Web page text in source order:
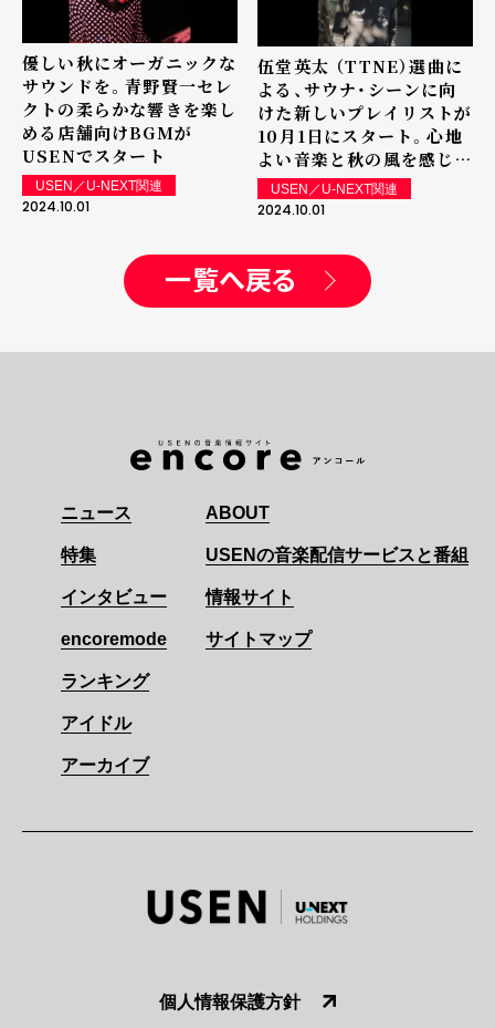
優しい秋にオーガニックな
サウンドを。青野賢一セレ
クトの柔らかな響きを楽し
める店舗向けBGMが
USENでスタート
USEN／U-NEXT関連
2024.10.01
伍堂英太 （TTNE）選曲に
よる、サウナ・シーンに向
けた新しいプレイリストが
10月1日にスタート。心地
よい音楽と秋の風を感じな
がら、リラクゼーションの
一時をお楽しみください。
USEN／U-NEXT関連
2024.10.01
一覧へ戻る
ニュース
特集
インタビュー
encoremode
ランキング
アイドル
アーカイブ
ABOUT
USENの音楽配信サービスと番組
情報サイト
サイトマップ
個人情報保護方針